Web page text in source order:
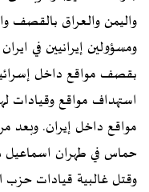
واليمن والعراق بالقصف
ومسؤولين إيرانيين في
استهداف مواقع وقيادات
مواقع داخل إيران. وبعد
حماس في طهران اسماعيل
وقتل غالبية قيادات حزب